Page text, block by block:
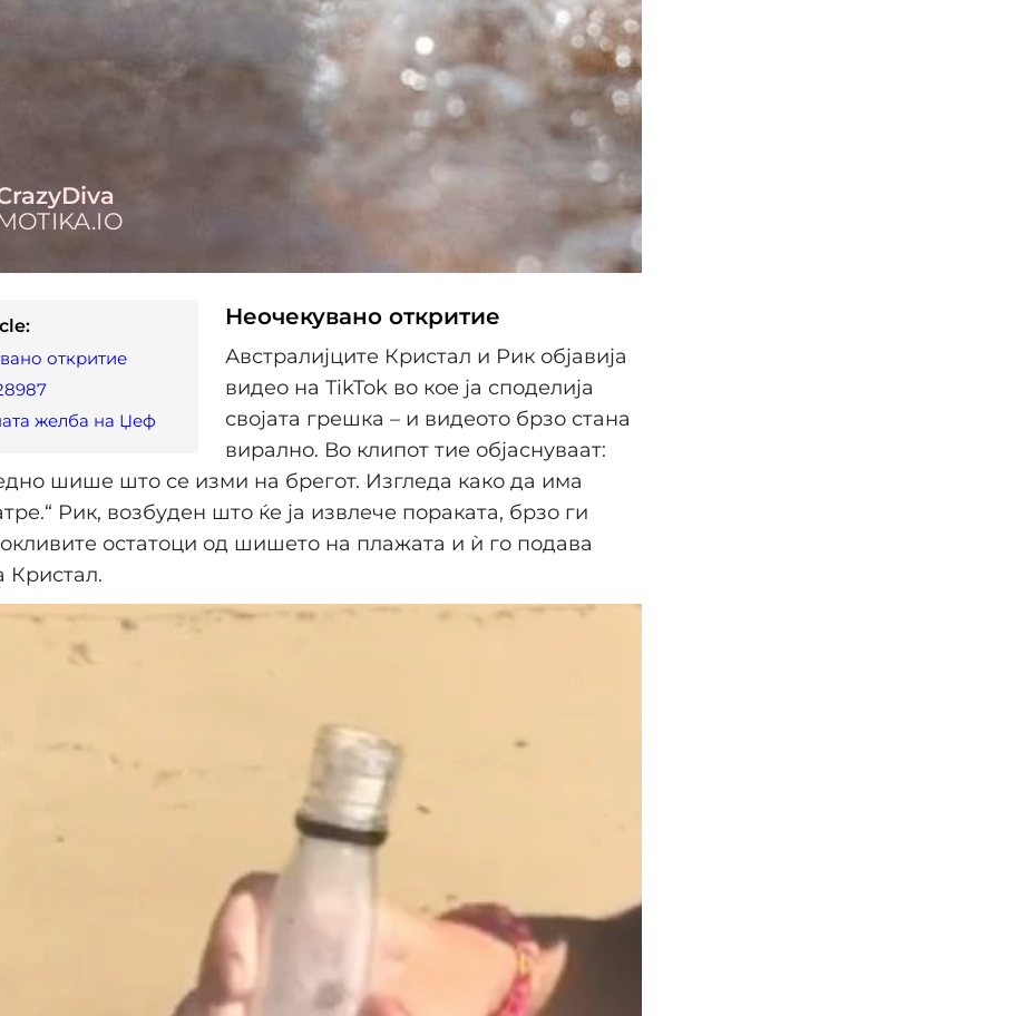
откритие
желба на Џеф
Неочекувано откритие
Австралијците Кристал и Рик објавија
видео на TikTok во кое ја споделија
својата грешка – и видеото брзо стана
вирално. Во клипот тие објаснуваат:
шише што се изми на брегот. Изгледа како да има
Рик, возбуден што ќе ја извлече пораката, брзо ги
остатоци од шишето на плажата и ѝ го подава
Кристал.